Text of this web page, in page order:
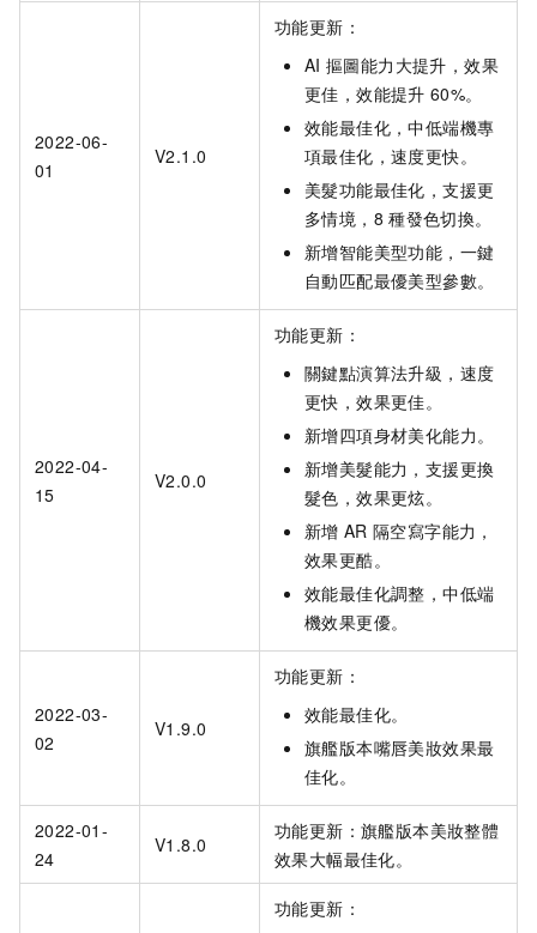
2022-06-
01
V2.1.0
功能更新：
AI 摳圖能力大提升，效果
更佳，效能提升 60%。
效能最佳化，中低端機專
項最佳化，速度更快。
美髮功能最佳化，支援更
多情境，8 種發色切換。
新增智能美型功能，一鍵
自動匹配最優美型參數。
2022-04-
15
V2.0.0
功能更新：
關鍵點演算法升級，速度
更快，效果更佳。
新增四項身材美化能力。
新增美髮能力，支援更換
髮色，效果更炫。
新增 AR 隔空寫字能力，
效果更酷。
效能最佳化調整，中低端
機效果更優。
2022-03-
02
V1.9.0
功能更新：
效能最佳化。
旗艦版本嘴唇美妝效果最
佳化。
2022-01-
24
V1.8.0
功能更新：旗艦版本美妝整體
效果大幅最佳化。
功能更新：